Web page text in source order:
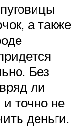
а также
Без
ли
точно не
деньги.